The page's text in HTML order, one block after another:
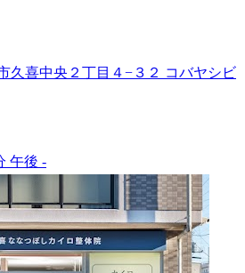
久喜中央２丁目４−３２ コバヤシビ
午後 -